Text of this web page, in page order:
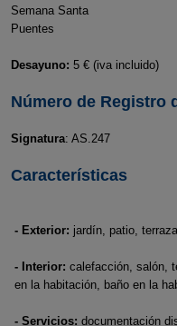
Semana Santa
Puentes
Desayuno: 5 € (iva incluido)
Número de Registro
Signatura: AS.247
Características
- Exterior: jardín, patio,
- Interior: calefacción, salón,
en la habitación, baño en la
- Servicios: documentación